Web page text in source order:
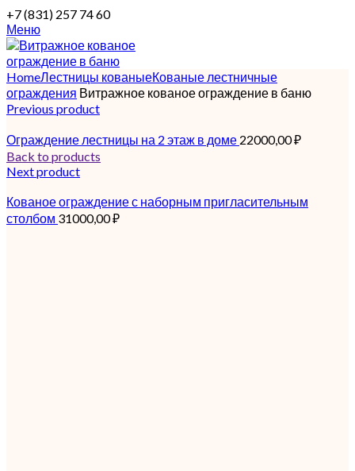
+7 (831) 257 74 60
Меню
HomeЛестницы кованыеКованые лестничные
ограждения Витражное кованое ограждение в баню
Previous product
Ограждение лестницы на 2 этаж в доме 22000,00₽
Back to products
Next product
Кованое ограждение с наборным пригласительным
столбом 31000,00₽